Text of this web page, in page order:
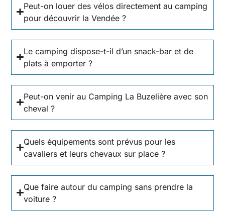
Peut-on louer des vélos directement au camping
pour découvrir la Vendée ?
Le camping dispose-t-il d’un snack-bar et de
plats à emporter ?
Peut-on venir au Camping La Buzelière avec son
cheval ?
Quels équipements sont prévus pour les
cavaliers et leurs chevaux sur place ?
Que faire autour du camping sans prendre la
voiture ?